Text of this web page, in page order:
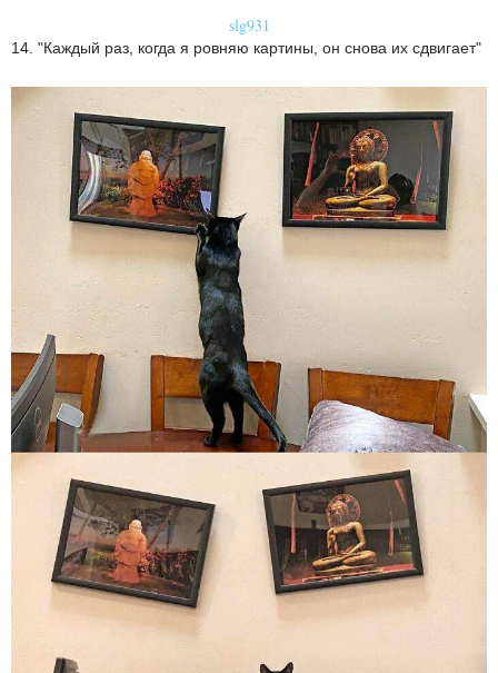
slg931
14. "Каждый раз, когда я ровняю картины, он снова их сдвигает"